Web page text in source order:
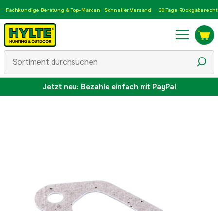
Fachkundige Beratung & Top-Marken Schneller Versand 30 Tage Rückgaberecht
Jetzt neu: Bezahle einfach mit PayPal